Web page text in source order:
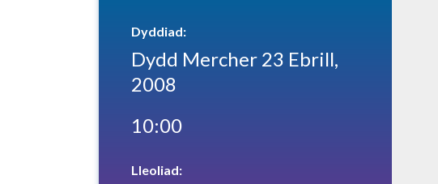
Dyddiad:
Dydd Mercher 23 Ebrill,
2008
10:00
Lleoliad: